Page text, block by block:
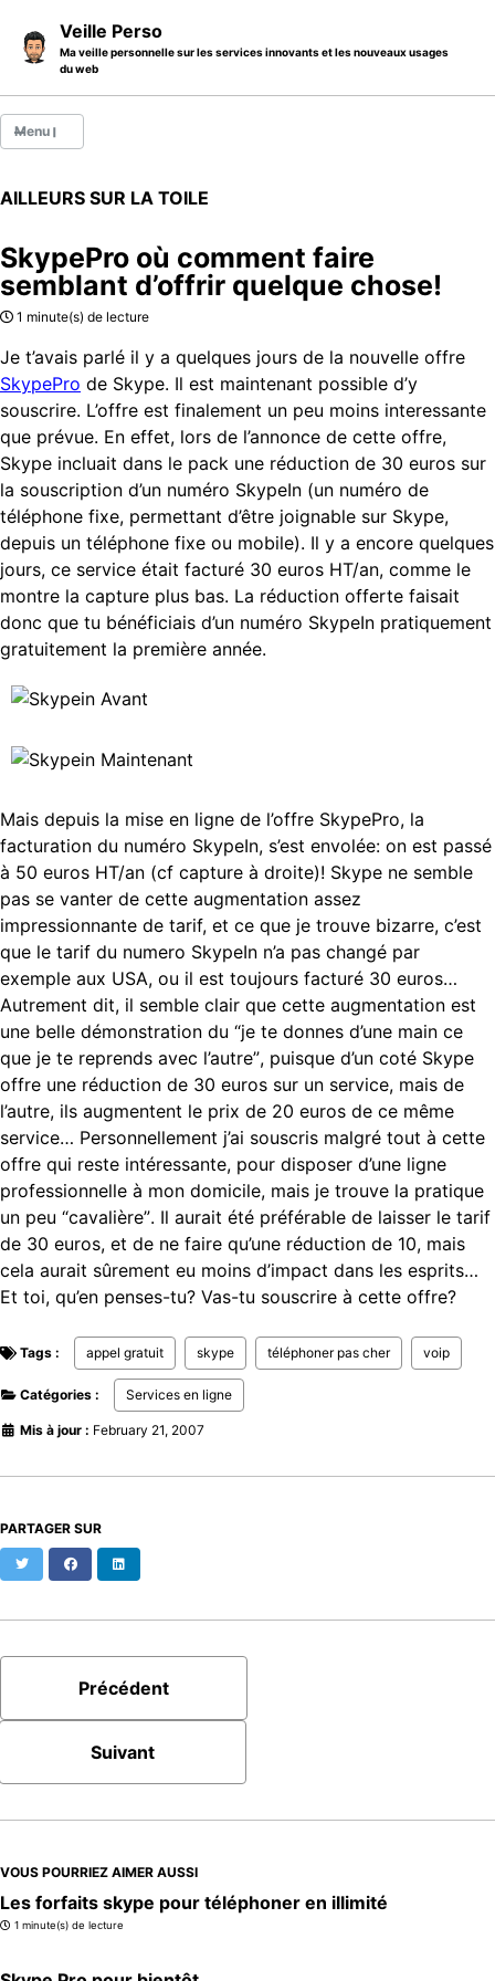
Veille Perso
Ma veille personnelle sur les services innovants et les nouveaux usages
du web
Menu
Catégories
A propos
AILLEURS SUR LA TOILE
SkypePro où comment faire
semblant d’offrir quelque chose!
1 minute(s) de lecture
Je t’avais parlé il y a quelques jours de la nouvelle offre
SkypePro de Skype. Il est maintenant possible d’y
souscrire. L’offre est finalement un peu moins interessante
que prévue. En effet, lors de l’annonce de cette offre,
Skype incluait dans le pack une réduction de 30 euros sur
la souscription d’un numéro SkypeIn (un numéro de
téléphone fixe, permettant d’être joignable sur Skype,
depuis un téléphone fixe ou mobile). Il y a encore quelques
jours, ce service était facturé 30 euros HT/an, comme le
montre la capture plus bas. La réduction offerte faisait
donc que tu bénéficiais d’un numéro SkypeIn pratiquement
gratuitement la première année.
Mais depuis la mise en ligne de l’offre SkypePro, la
facturation du numéro SkypeIn, s’est envolée: on est passé
à 50 euros HT/an (cf capture à droite)! Skype ne semble
pas se vanter de cette augmentation assez
impressionnante de tarif, et ce que je trouve bizarre, c’est
que le tarif du numero SkypeIn n’a pas changé par
exemple aux USA, ou il est toujours facturé 30 euros…
Autrement dit, il semble clair que cette augmentation est
une belle démonstration du “je te donnes d’une main ce
que je te reprends avec l’autre”, puisque d’un coté Skype
offre une réduction de 30 euros sur un service, mais de
l’autre, ils augmentent le prix de 20 euros de ce même
service… Personnellement j’ai souscris malgré tout à cette
offre qui reste intéressante, pour disposer d’une ligne
professionnelle à mon domicile, mais je trouve la pratique
un peu “cavalière”. Il aurait été préférable de laisser le tarif
de 30 euros, et de ne faire qu’une réduction de 10, mais
cela aurait sûrement eu moins d’impact dans les esprits…
Et toi, qu’en penses-tu? Vas-tu souscrire à cette offre?
Tags : appel gratuit skype téléphoner pas cher voip
Catégories : Services en ligne
Mis à jour : February 21, 2007
PARTAGER SUR
Twitter Facebook
Précédent
Suivant
VOUS POURRIEZ AIMER AUSSI
Les forfaits skype pour téléphoner en illimité
1 minute(s) de lecture